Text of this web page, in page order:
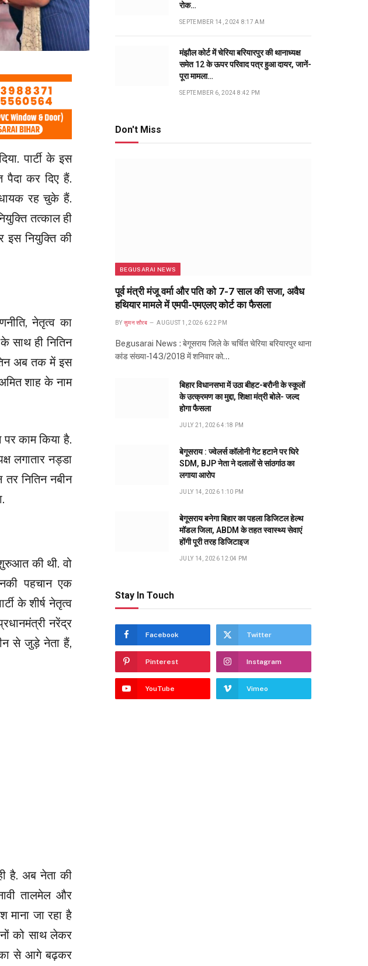
पार्टी के इस
कर दिए हैं.
रह चुके हैं.
तत्काल ही
इस नियुक्ति की
नेतृत्व का
साथ ही नितिन
अब तक में इस
शाह के नाम
काम किया है.
लगातार नड्डा
नितिन नबीन
शुरुआत की थी. वो
पहचान एक
के शीर्ष नेतृत्व
नरेंद्र
से जुड़े नेता हैं,
है. अब नेता की
तालमेल और
माना जा रहा है
को साथ लेकर
से आगे बढ़कर
रोक…
SEPTEMBER 14, 2024 8:17 AM
मंझौल कोर्ट में चेरिया बरियारपुर की थानाध्यक्ष
समेत 12 के ऊपर परिवाद पत्र हुआ दायर, जानें-
पूरा मामला…
SEPTEMBER 6, 2024 8:42 PM
Don't Miss
BEGUSARAI NEWS
पूर्व मंत्री मंजू वर्मा और पति को 7-7 साल की सजा, अवैध
हथियार मामले में एमपी-एमएलए कोर्ट का फैसला
BY सुमन सौरब AUGUST 1, 2026 6:22 PM
Begusarai News : बेगूसराय जिले के चर्चित चेरिया बरियारपुर थाना
कांड संख्या-143/2018 में शनिवार को…
बिहार विधानसभा में उठा बीहट-बरौनी के स्कूलों
के उत्क्रमण का मुद्दा, शिक्षा मंत्री बोले- जल्द
होगा फैसला
JULY 21, 2026 4:18 PM
बेगूसराय : ज्वेलर्स कॉलोनी गेट हटाने पर घिरे
SDM, BJP नेता ने दलालों से सांठगांठ का
लगाया आरोप
JULY 14, 2026 1:10 PM
बेगूसराय बनेगा बिहार का पहला डिजिटल हेल्थ
मॉडल जिला, ABDM के तहत स्वास्थ्य सेवाएं
होंगी पूरी तरह डिजिटाइज
JULY 14, 2026 12:04 PM
Stay In Touch
Facebook Twitter
Pinterest Instagram
YouTube Vimeo